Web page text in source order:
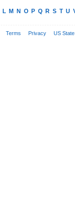
L M N O P Q R S T U
Terms Privacy US